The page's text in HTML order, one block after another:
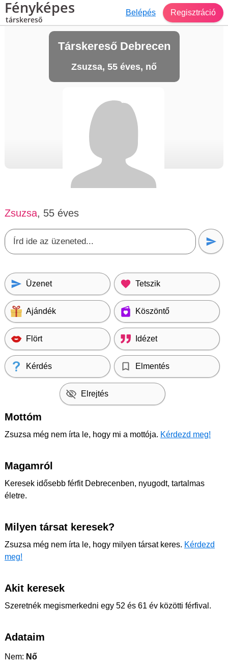
Fényképes
társkereső
Belépés Regisztráció
Társkereső Debrecen
Zsuzsa, 55 éves, nő
Zsuzsa, 55 éves
Üzenet Tetszik
Ajándék Köszöntő
Flört Idézet
Kérdés Elmentés
Elrejtés
Mottóm
Zsuzsa még nem írta le, hogy mi a mottója. Kérdezd meg!
Magamról
Keresek idősebb férfit Debrecenben, nyugodt, tartalmas
életre.
Milyen társat keresek?
Zsuzsa még nem írta le, hogy milyen társat keres. Kérdezd
meg!
Akit keresek
Szeretnék megismerkedni egy 52 és 61 év közötti férfival.
Adataim
Nem: Nő